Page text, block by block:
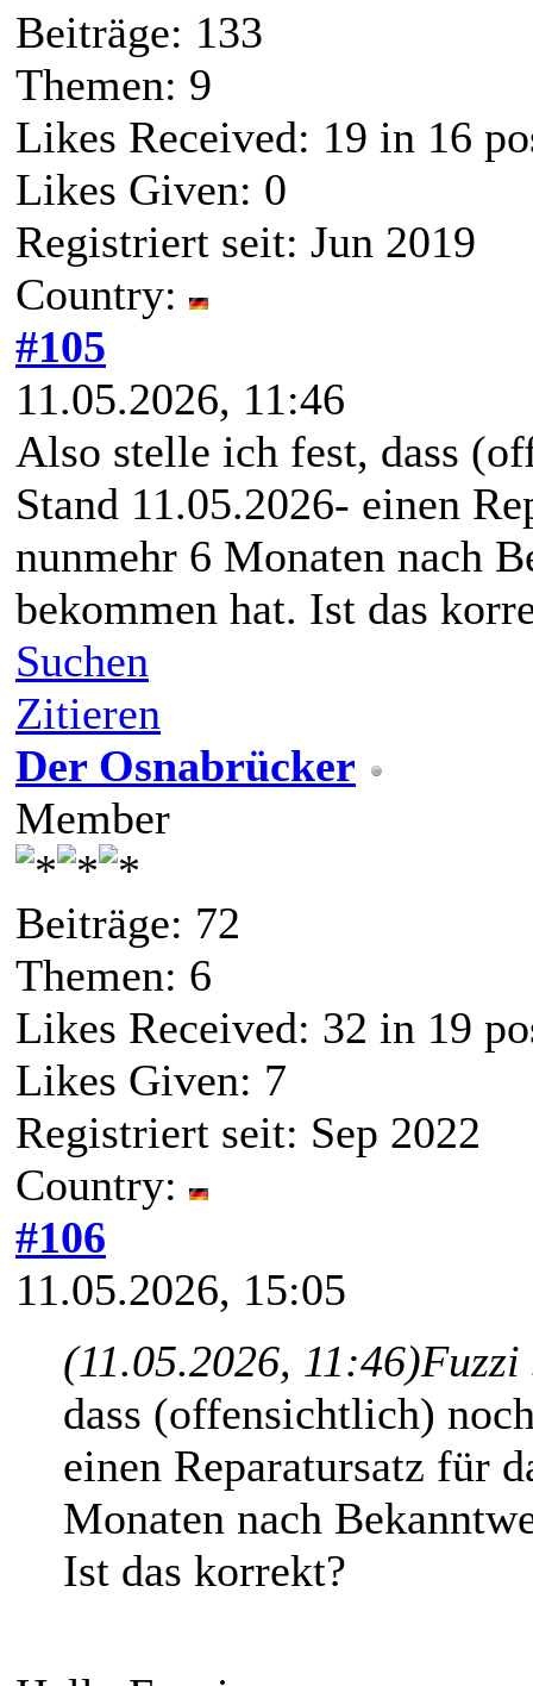
Beiträge: 133
Themen: 9
Likes Received: 19 in 16
Likes Given: 0
Registriert seit: Jun 2019
Country:
#105
11.05.2026, 11:46
Also stelle ich fest, dass
Stand 11.05.2026- einen
nunmehr 6 Monaten nach
bekommen hat. Ist das
Suchen
Zitieren
Der Osnabrücker
Member
Beiträge: 72
Themen: 6
Likes Received: 32 in 19
Likes Given: 7
Registriert seit: Sep 2022
Country:
#106
11.05.2026, 15:05
(11.05.2026, 11:46)
dass (offensichtlich)
einen Reparatursatz für
Monaten nach
Ist das korrekt?